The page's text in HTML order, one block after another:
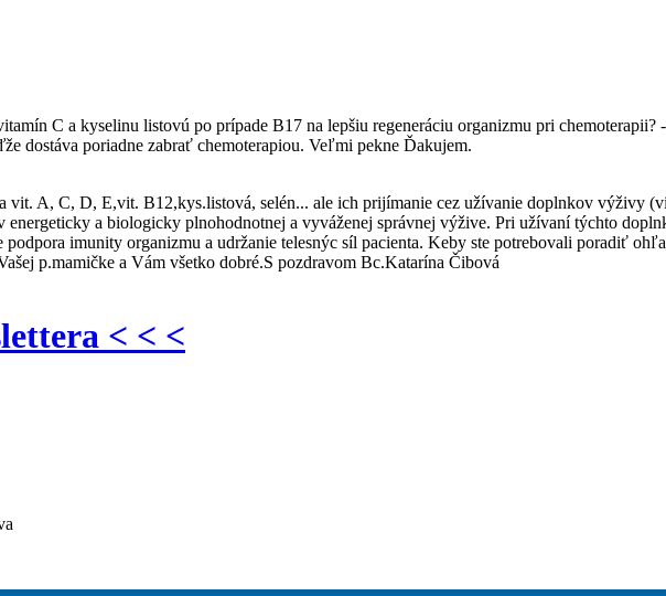
C a kyselinu listovú po prípade B17 na lepšiu regeneráciu organizmu pri chemoterapii?
dostáva poriadne zabrať chemoterapiou. Veľmi pekne Ďakujem.
vit. A, C, D, E,vit. B12,kys.listová, selén... ale ich prijímanie cez užívanie doplnkov výživy
a biologicky plnohodnotnej a vyváženej správnej výžive. Pri užívaní týchto
imunity organizmu a udržanie telesnýc síl pacienta. Keby ste potrebovali poradiť
p.mamičke a Vám všetko dobré.S pozdravom Bc.Katarína Čibová
< < <